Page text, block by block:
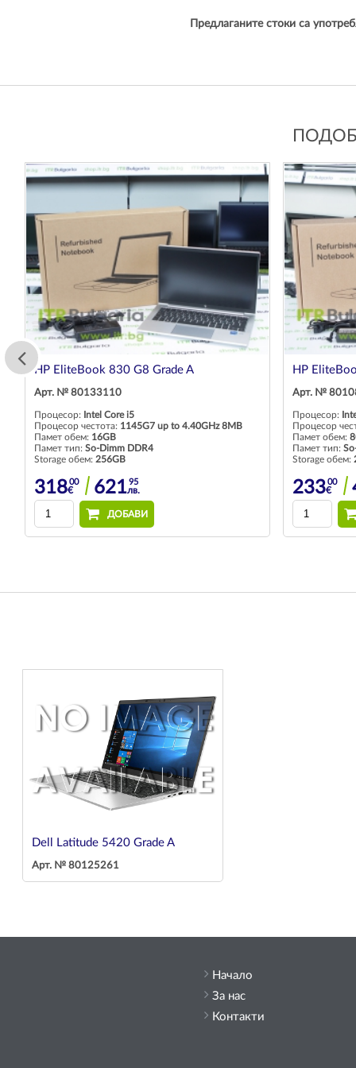
Предлаганите стоки са
HP EliteBook 830 G8 Grade A
Арт. № 80133110
Процесор: Intel Core i5
Процесор честота: 1145G7 up to 4.40GHz 8MB
Памет обем: 16GB
Памет тип: So-Dimm DDR4
Storage обем: 256GB
31800
€ 62195
лв.
ДОБАВИ
HP
Арт. №
Процесор:
Процесор
Памет обем:
Памет тип:
Storage обем:
23300
€
Dell Latitude 5420 Grade A
Арт. № 80125261
Начало
За нас
Контакти